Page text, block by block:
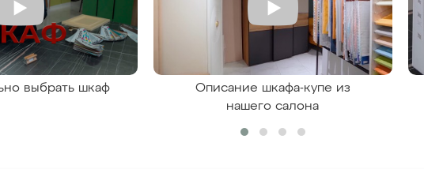
выбрать шкаф
Описание шкафа-купе из
нашего салона